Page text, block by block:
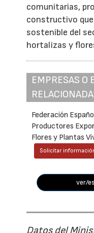
comunitarias,
constructivo
sostenible del
hortalizas y
EMPRESAS O
Federación
Productores
Flores y Plantas
Solicitar
ver/
Datos del